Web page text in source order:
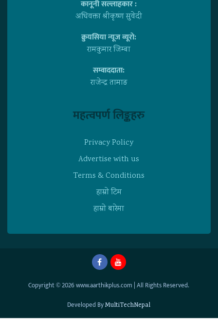
कानूनी सल्लाहकार :
अधिवक्ता श्रीकृष्ण सुवेदी
क्रुयसिया न्यूज व्यूराे:
रामकुमार जिम्बा
सम्वाददाता:
राजेन्द्र तामाङ
महत्वपर्ण लिङ्कहरु
Privacy Policy
Advertise with us
Terms & Conditions
हाम्राे टिम
हाम्राे बारेमा
Copyright © 2026 www.aarthikplus.com | All Rights Reserved.
Developed ByMultiTechNepal